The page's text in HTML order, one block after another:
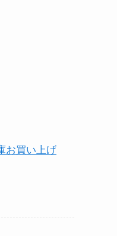
お買い上げ